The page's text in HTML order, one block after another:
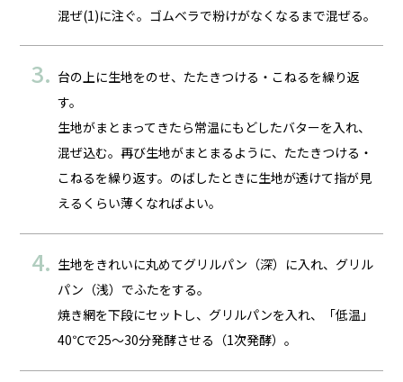
混ぜ(1)に注ぐ。ゴムベラで粉けがなくなるまで混ぜる。
台の上に生地をのせ、たたきつける・こねるを繰り返
す。
生地がまとまってきたら常温にもどしたバターを入れ、
混ぜ込む。再び生地がまとまるように、たたきつける・
こねるを繰り返す。のばしたときに生地が透けて指が見
えるくらい薄くなればよい。
生地をきれいに丸めてグリルパン（深）に入れ、グリル
パン（浅）でふたをする。
焼き網を下段にセットし、グリルパンを入れ、「低温」
40℃で25～30分発酵させる（1次発酵）。